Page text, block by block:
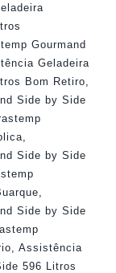
Gourmand
Geladeira
Bom Retiro
Side by Side
Side by Side
Side by Side
Assistência
596 Litros